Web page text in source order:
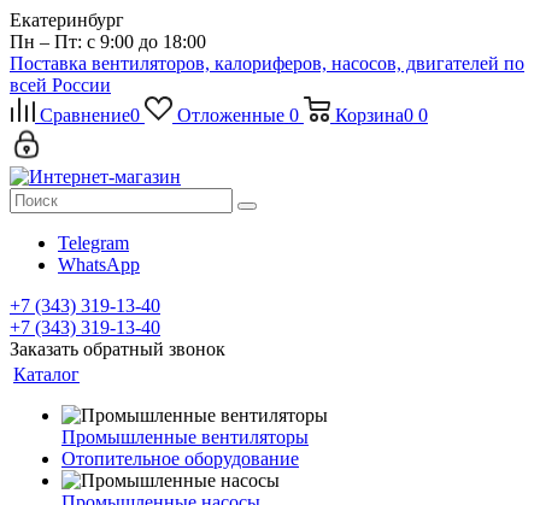
Екатеринбург
Пн – Пт: с 9:00 до 18:00
Поставка вентиляторов, калориферов, насосов, двигателей по
всей России
Сравнение0 Отложенные 0 Корзина0 0
Telegram
WhatsApp
+7 (343) 319-13-40
+7 (343) 319-13-40
Заказать обратный звонок
Каталог
Промышленные вентиляторы
Отопительное оборудование